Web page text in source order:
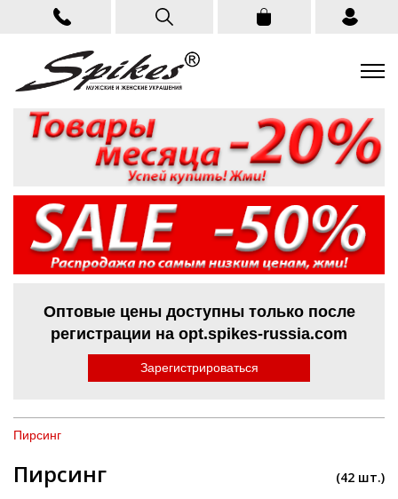
Оптовые цены доступны только после
регистрации на opt.spikes-russia.com
Зарегистрироваться
Пирсинг
Пирсинг (42 шт.)